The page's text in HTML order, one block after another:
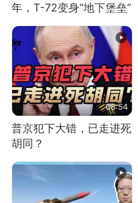
年，T-72变身“地下堡垒”
08:54
普京犯下大错，已走进死
胡同？